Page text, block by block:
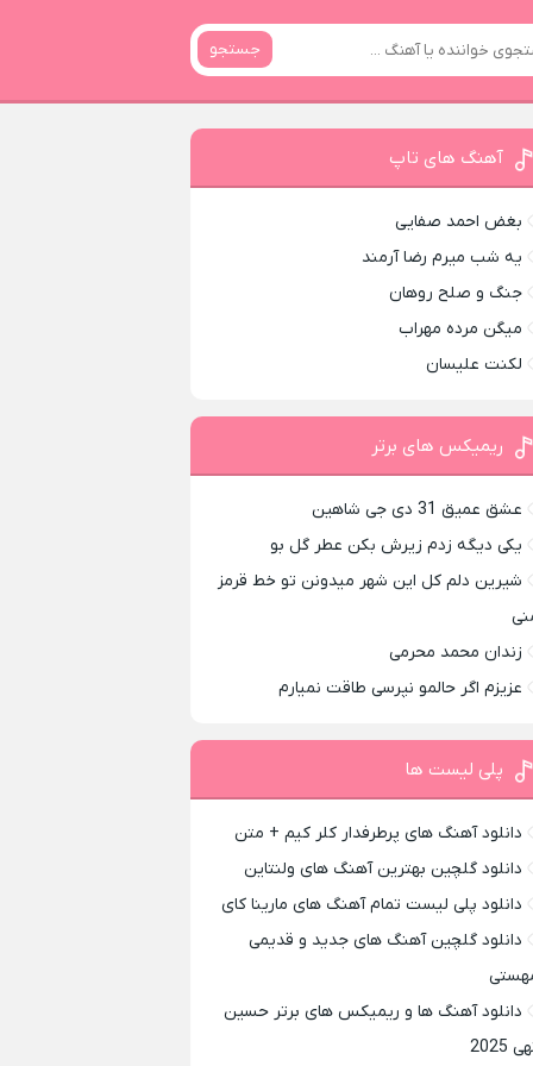
جستجو
آهنگ های تاپ
بغض احمد صفایی
یه شب میرم رضا آرمند
جنگ و صلح روهان
میگن مرده مهراب
لکنت علیسان
ریمیکس های برتر
عشق عمیق 31 دی جی شاهین
یکی دیگه زدم زیرش بکن عطر گل بو
شیرین دلم کل این شهر میدونن تو خط قرمز
زندان محمد محرمی
عزیزم اگر حالمو نپرسی طاقت نمیارم
پلی لیست ها
دانلود آهنگ های پرطرفدار کلر کیم + متن
دانلود گلچین بهترین آهنگ های ولنتاین
دانلود پلی لیست تمام آهنگ های مارینا کای
دانلود گلچین آهنگ های جدید و قدیمی
دانلود آهنگ ها و ریمیکس های برتر حسین
2025